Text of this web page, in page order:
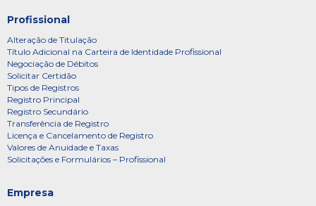
Profissional
Alteração de Titulação
Título Adicional na Carteira de Identidade Profissional
Negociação de Débitos
Solicitar Certidão
Tipos de Registros
Registro Principal
Registro Secundário
Transferência de Registro
Licença e Cancelamento de Registro
Valores de Anuidade e Taxas
Solicitações e Formulários – Profissional
Empresa